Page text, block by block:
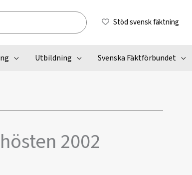
Stöd svensk fäktning
Utbildning Svenska Fäktförbundet
2002